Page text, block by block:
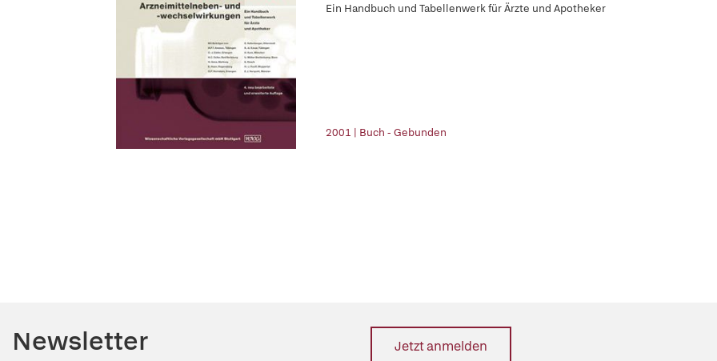
Ein Handbuch und Tabellenwerk für Ärzte und Apotheker
2001 | Buch - Gebunden
Newsletter Jetzt anmelden